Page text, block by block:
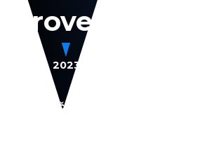
Úroveň bydlení
2023
Sdílejte článek